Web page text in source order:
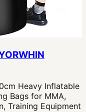
Heavy Inflatable
Bags for MMA,
Training Equipment